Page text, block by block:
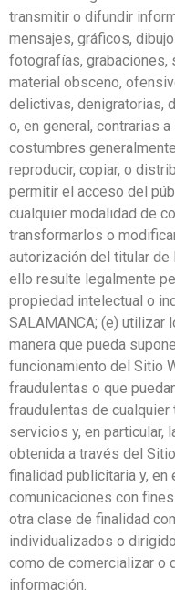
transmitir o difundir
mensajes, gráficos,
fotografías, grabaciones,
material obsceno,
delictivas, denigratorias,
o, en general, contrarias
costumbres
reproducir, copiar, o
permitir el acceso del
cualquier modalidad de
transformarlos o
autorización del titular
ello resulte legalmente
propiedad intelectual o
SALAMANCA; (e)
manera que pueda
funcionamiento del Sitio
fraudulentas o que
fraudulentas de
servicios y, en particular,
obtenida a través del
finalidad publicitaria y, en
comunicaciones con
otra clase de finalidad
individualizados o
como de comercializar o
información.